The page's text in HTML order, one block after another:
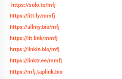
https://solo.to/mfj
https://litt.ly/mmfj
https://allmy.bio/mfj
https://lit.link/mmfj
https://linkin.bio/mfj
https://linktr.ee/mmfj
https://mfj.taplink.bio